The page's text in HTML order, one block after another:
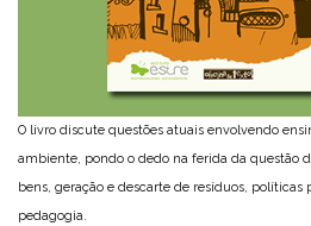
O livro discute questões atuais envolvendo
ambiente, pondo o dedo na ferida da questão
bens, geração e descarte de resíduos, políticas
pedagogia.